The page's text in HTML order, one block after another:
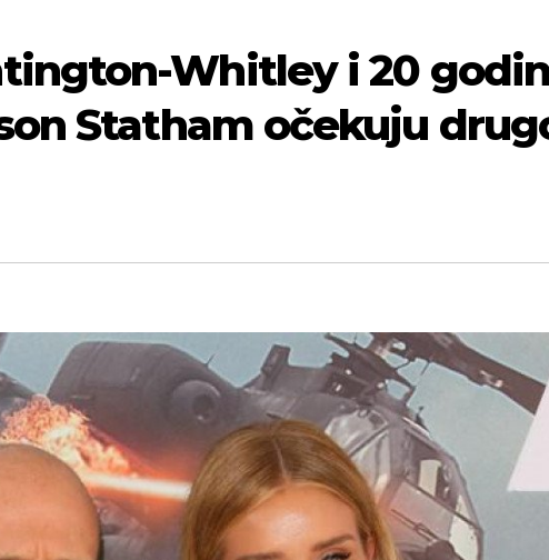
Whitley i 20
Statham očekuju